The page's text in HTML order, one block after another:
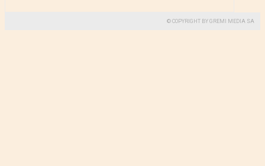
© COPYRIGHT BY GREMI MEDIA SA